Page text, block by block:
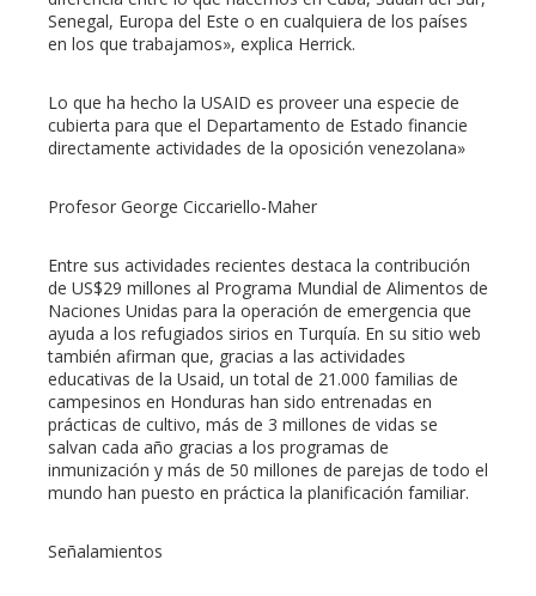
Senegal, Europa del Este o en cualquiera de los países
en los que trabajamos», explica Herrick.
Lo que ha hecho la USAID es proveer una especie de
cubierta para que el Departamento de Estado financie
directamente actividades de la oposición venezolana»
Profesor George Ciccariello-Maher
Entre sus actividades recientes destaca la contribución
de US$29 millones al Programa Mundial de Alimentos de
Naciones Unidas para la operación de emergencia que
ayuda a los refugiados sirios en Turquía. En su sitio web
también afirman que, gracias a las actividades
educativas de la Usaid, un total de 21.000 familias de
campesinos en Honduras han sido entrenadas en
prácticas de cultivo, más de 3 millones de vidas se
salvan cada año gracias a los programas de
inmunización y más de 50 millones de parejas de todo el
mundo han puesto en práctica la planificación familiar.
Señalamientos